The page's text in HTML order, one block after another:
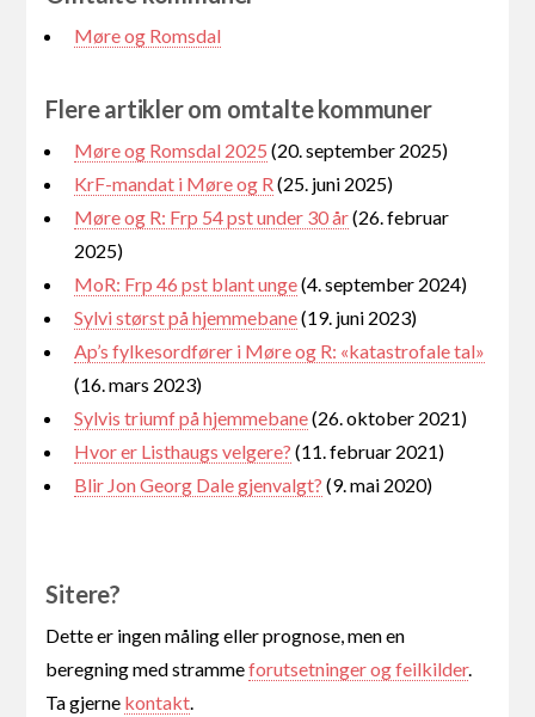
Møre og Romsdal
Flere artikler om omtalte kommuner
Møre og Romsdal 2025 (20. september 2025)
KrF-mandat i Møre og R(25. juni 2025)
Møre og R: Frp 54 pst under 30 år(26. februar
2025)
MoR: Frp 46 pst blant unge(4. september 2024)
Sylvi størst på hjemmebane(19. juni 2023)
Ap’s fylkesordfører i Møre og R: «katastrofale tal»
(16. mars 2023)
Sylvis triumf på hjemmebane(26. oktober 2021)
Hvor er Listhaugs velgere? (11. februar 2021)
Blir Jon Georg Dale gjenvalgt? (9. mai 2020)
Sitere?
Dette er ingen måling eller prognose, men en
beregning med strammeforutsetninger og feilkilder.
Ta gjerne kontakt.